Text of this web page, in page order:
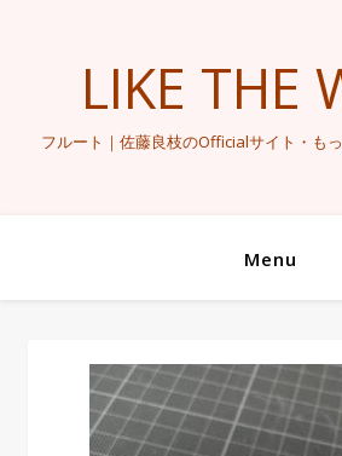
LIKE THE
フルート｜佐藤良枝のOfficialサイト・も
Menu